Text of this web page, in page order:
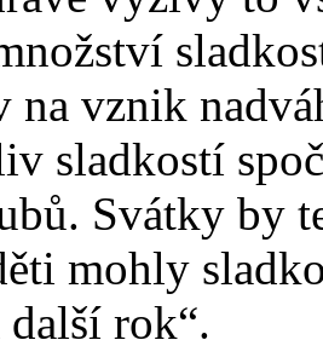
na vznik
sladkostí
Svátky by
mohly
další rok“.